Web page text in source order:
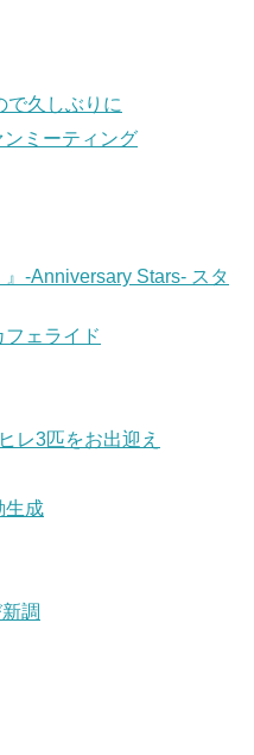
で久しぶりに
ミーティング
』-Anniversary Stars- スタ
フェライド
レ3匹をお出迎え
生成
調